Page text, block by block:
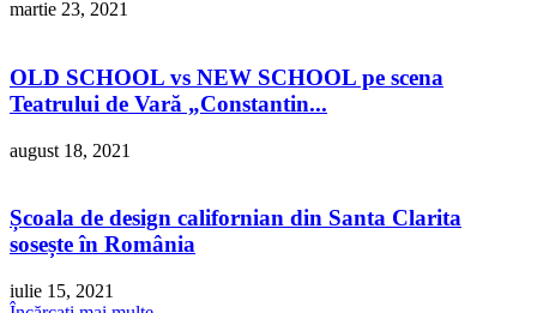
martie 23, 2021
OLD SCHOOL vs NEW SCHOOL pe scena
Teatrului de Vară „Constantin...
august 18, 2021
Școala de design californian din Santa Clarita
sosește în România
iulie 15, 2021